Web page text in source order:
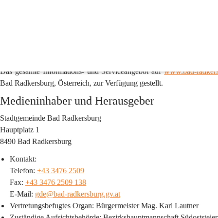
ist die offizielle Online-Plattform der
eine Vielfalt an Informationen und Diensten zu unterschiedlichsten
politische Neuigkeiten oder administrative Belange – unser
Das gesamte Informations- und Serviceangebot auf www.bad-
Bad Radkersburg, Österreich, zur Verfügung gestellt.
Medieninhaber und Herausgeber
Stadtgemeinde Bad Radkersburg
Hauptplatz 1
8490 Bad Radkersburg
Kontakt:
Telefon: +43 3476 2509
Fax: +43 3476 2509 138
E-Mail: gde@bad-radkersburg.gv.at
Vertretungsbefugtes Organ: Bürgermeister Mag. Karl Lautner